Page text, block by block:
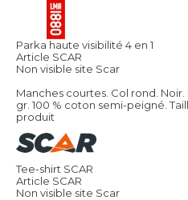
Parka haute visibilité 4 en 1
Article SCAR
Non visible site Scar
Manches courtes. Col rond.
gr. 100 % coton semi-peigné.
produit
Tee-shirt SCAR
Article SCAR
Non visible site Scar